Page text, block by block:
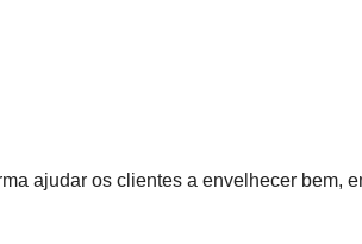
ajudar os clientes a envelhecer bem,